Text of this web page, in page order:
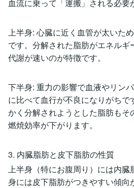
血流に乗って「運搬」される必要
上半身: 心臓に近く血管が太いた
です。分解された脂肪がエネルギ
代謝が速いのが特徴です。
下半身: 重力の影響で血液やリン
に比べて血行が不良になりがちで
かく分解されようとした脂肪もそ
燃焼効率が下がります。
3. 内臓脂肪と皮下脂肪の性質
上半身（特にお腹周り）には内臓
身には皮下脂肪がつきやすい傾向